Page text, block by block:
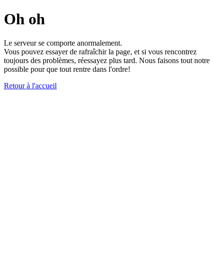
Oh oh
Le serveur se comporte anormalement.
Vous pouvez essayer de rafraîchir la page, et si vous rencontrez
toujours des problèmes, réessayez plus tard. Nous faisons tout notre
possible pour que tout rentre dans l'ordre!
Retour à l'accueil